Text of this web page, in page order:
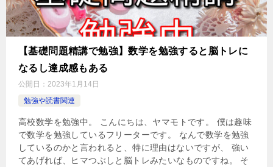
【基礎問題精講で勉強】数学を勉強すると脳トレに
なるし達成感もある
公開日： 2023年1月14日
勉強や読書関連
高校数学を勉強中。 こんにちは、ヤマモトです。 僕は趣味
で数学を勉強しているフリーターです。 なんで数学を勉強
しているのかと言われると、特に理由はないですが、 強い
てあげれば、ヒマつぶしと脳トレみたいなものですね。 そ